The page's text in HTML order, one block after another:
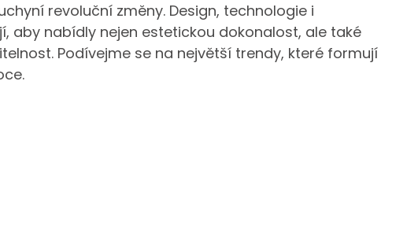
revoluční změny. Design, technologie i
aby nabídly nejen estetickou dokonalost, ale také
Podívejme se na největší trendy, které formují